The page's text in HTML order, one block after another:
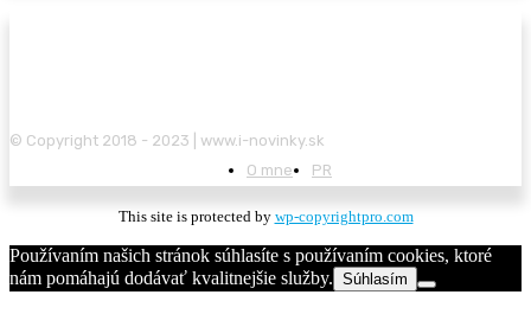
© Copyright 2018 - 2023 | www.i-novinky.sk
O mne
PR
This site is protected by wp-copyrightpro.com
Používaním našich stránok súhlasíte s používaním cookies, ktoré
nám pomáhajú dodávať kvalitnejšie služby. Súhlasím